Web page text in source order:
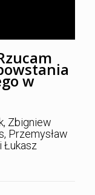
w
Zbigniew
Przemysław
Łukasz